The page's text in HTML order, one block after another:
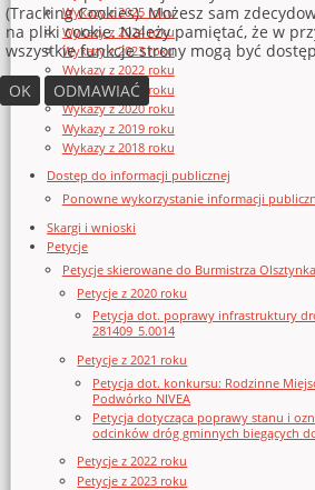
Wykazy z 2025 roku
Wykazy z 2024 roku
Wykazy z 2023 roku
Wykazy z 2022 roku
Wykazy z 2021 roku
Wykazy z 2020 roku
Wykazy z 2019 roku
Wykazy z 2018 roku
Dostęp do informacji publicznej
Ponowne wykorzystanie informacji
Skargi i wnioski
Petycje
Petycje skierowane do Burmistrza Olsztynka
Petycje z 2020 roku
Petycja dot. poprawy infrastruktury
281409_5.0014
Petycje z 2021 roku
Petycja dot. konkursu: Rodzinne
Podwórko NIVEA
Petycja dotycząca poprawy stanu i
odcinków dróg gminnych biegących
Petycje z 2022 roku
Petycje z 2023 roku
(Tracking Cookies). Możesz sam
na pliki cookie. Należy pamiętać, że w
wszystkie funkcje strony mogą być
OK
ODMAWIAĆ